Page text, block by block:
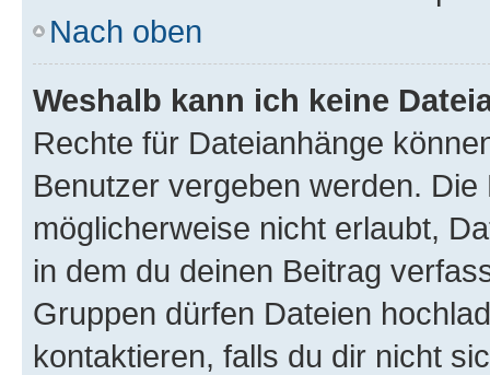
Nach oben
Weshalb kann ich keine
Rechte für Dateianhänge
Benutzer vergeben werden.
möglicherweise nicht erlaubt,
in dem du deinen Beitrag
Gruppen dürfen Dateien
kontaktieren, falls du dir nicht